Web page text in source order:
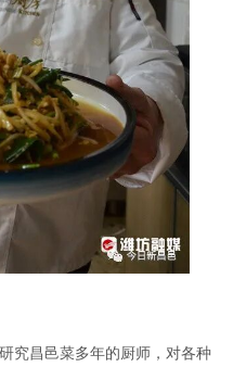
究昌邑菜多年的厨师，对各种